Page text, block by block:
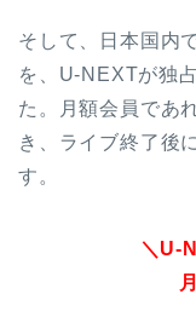
そして、日本国内
を、U-NEXTが独
た。月額会員であ
き、ライブ終了後
す。
＼U-